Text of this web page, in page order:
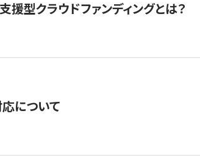
型クラウドファンディングとは？
について